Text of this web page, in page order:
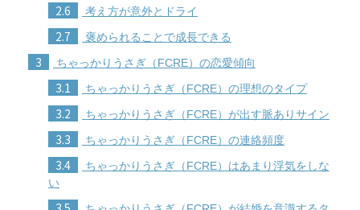
2.6 考え方が意外とドライ
2.7 褒められることで成長できる
3 ちゃっかりうさぎ（FCRE）の恋愛傾向
3.1 ちゃっかりうさぎ（FCRE）の理想のタイプ
3.2 ちゃっかりうさぎ（FCRE）が出す脈ありサイン
3.3 ちゃっかりうさぎ（FCRE）の連絡頻度
3.4
ちゃっかりうさぎ（FCRE）はあまり浮気をしな
い